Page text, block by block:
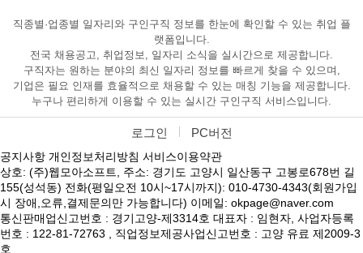
직종별·업종별 일자리와 구인구직 정보를 한눈에 확인할 수 있는 취업 플
랫폼입니다.
전국 채용공고, 취업정보, 일자리 소식을 실시간으로 제공합니다.
구직자는 원하는 분야의 최신 일자리 정보를 빠르게 찾을 수 있으며,
기업은 필요 인재를 효율적으로 채용할 수 있는 매칭 기능을 제공합니다.
누구나 편리하게 이용할 수 있는 실시간 구인구직 서비스입니다.
로그인 PC버전
공지사항 개인정보처리방침 서비스이용약관
상호: (주)웹모아소프트, 주소: 경기도 고양시 일산동구 고봉로678번 길
155(성석동) 전화(평일오전 10시~17시까지): 010-4730-4343(회원가입
시 장애,오류,결제문의만 가능합니다) 이메일: okpage@naver.com
통신판매업신고번호 : 경기고양-제3314호 대표자 : 임현자, 사업자등록
번호 : 122-81-72763 , 직업정보제공사업신고번호 : 고양 유료 제2009-3
호